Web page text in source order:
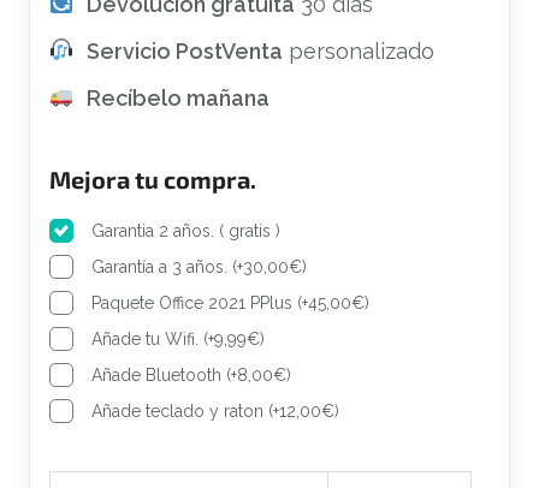
:
4
5
0
0
€
.
0
,
Servicio PostVenta personalizado
Recíbelo mañana
Mejora tu compra.
Garantia 2 años. ( gratis )
Garantía a 3 años. (+30,00€)
Paquete Office 2021 PPlus (+45,00€)
Añade tu Wifi. (+9,99€)
Añade Bluetooth (+8,00€)
Añade teclado y raton (+12,00€)